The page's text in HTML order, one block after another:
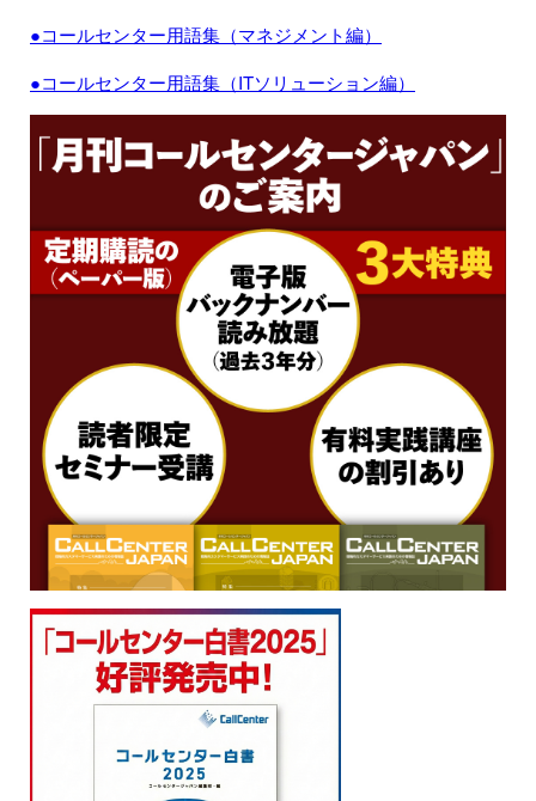
●コールセンター用語集（マネジメント編）
●コールセンター用語集（ITソリューション編）